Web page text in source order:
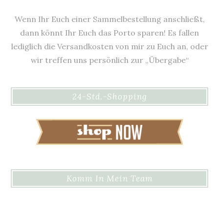
Wenn Ihr Euch einer Sammelbestellung anschließt,
dann könnt Ihr Euch das Porto sparen! Es fallen
lediglich die Versandkosten von mir zu Euch an, oder
wir treffen uns persönlich zur „Übergabe“
24-Std.-Shopping
Komm In Mein Team